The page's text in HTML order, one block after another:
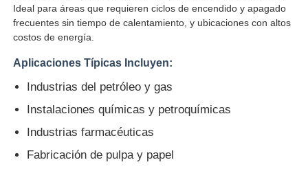
Sobre nosotros
Visita a la fábrica
Control de Calidad
Contacto
Ideal para áreas que requieren ciclos de encendido y apagado
frecuentes sin tiempo de calentamiento, y ubicaciones con altos
costos de energía.
Aplicaciones Típicas Incluyen:
Industrias del petróleo y gas
Instalaciones químicas y petroquímicas
Industrias farmacéuticas
Fabricación de pulpa y papel